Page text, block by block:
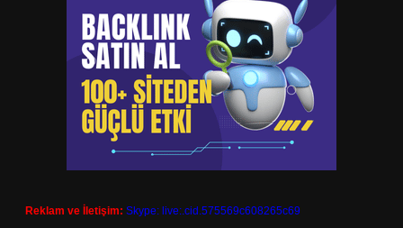
Reklam ve İletişim: Skype: live:.cid.575569c608265c69